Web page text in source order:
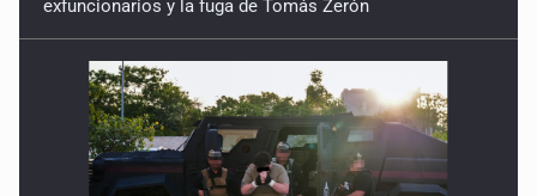
exfuncionarios y la fuga de Tomás Zerón